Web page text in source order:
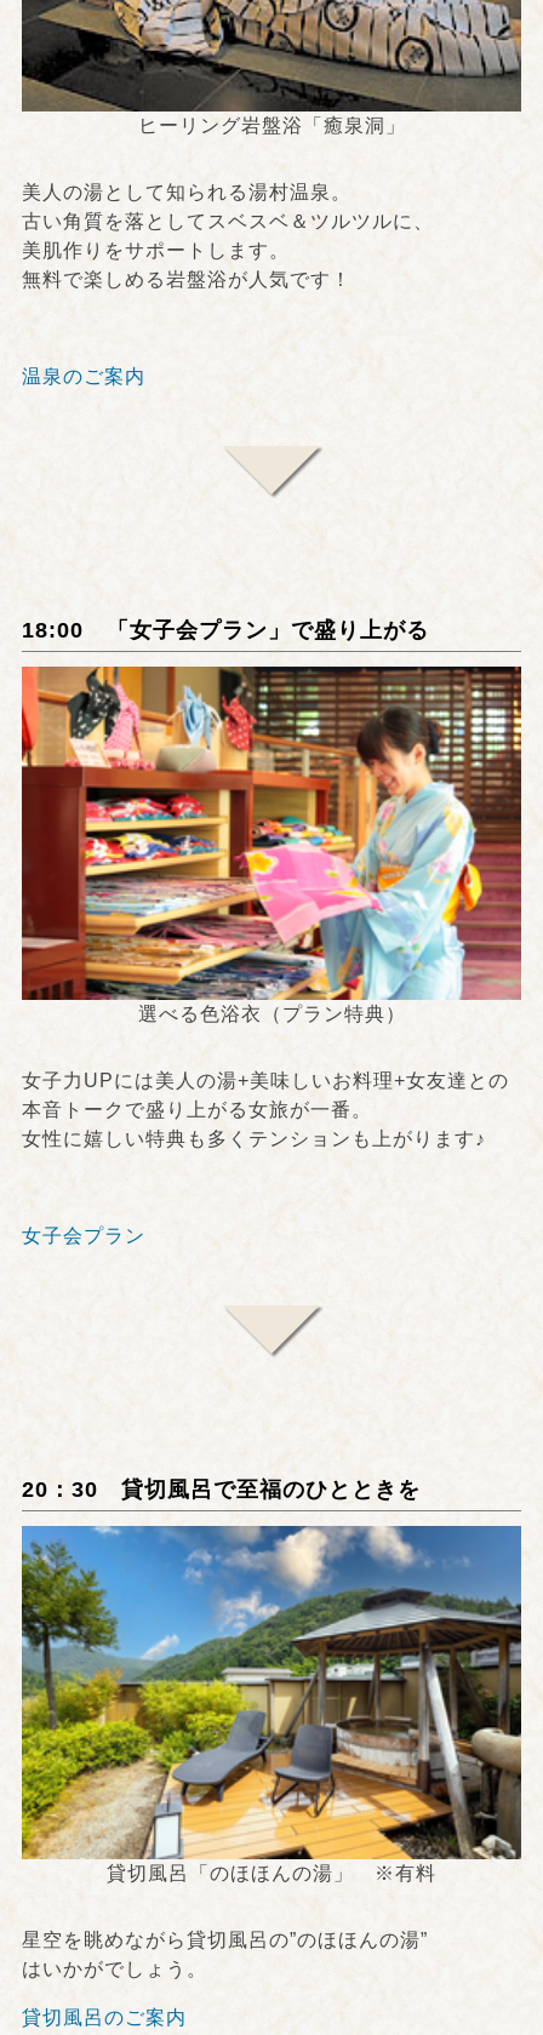
ヒーリング岩盤浴「癒泉洞」
美人の湯として知られる湯村温泉。
古い角質を落としてスベスベ＆ツルツルに、
美肌作りをサポートします。
無料で楽しめる岩盤浴が人気です！
温泉のご案内
18:00 「女子会プラン」で盛り上がる
選べる色浴衣（プラン特典）
女子力UPには美人の湯+美味しいお料理+女友達との
本音トークで盛り上がる女旅が一番。
女性に嬉しい特典も多くテンションも上がります♪
女子会プラン
20：30 貸切風呂で至福のひとときを
貸切風呂「のほほんの湯」 ※有料
星空を眺めながら貸切風呂の”のほほんの湯”
はいかがでしょう。
貸切風呂のご案内